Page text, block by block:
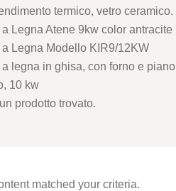
termico, vetro ceramico.
a Legna Atene 9kw color antracite
a Legna Modello KIR9/12KW
a legna in ghisa, con forno e
10 kw
prodotto trovato.
matched your criteria.